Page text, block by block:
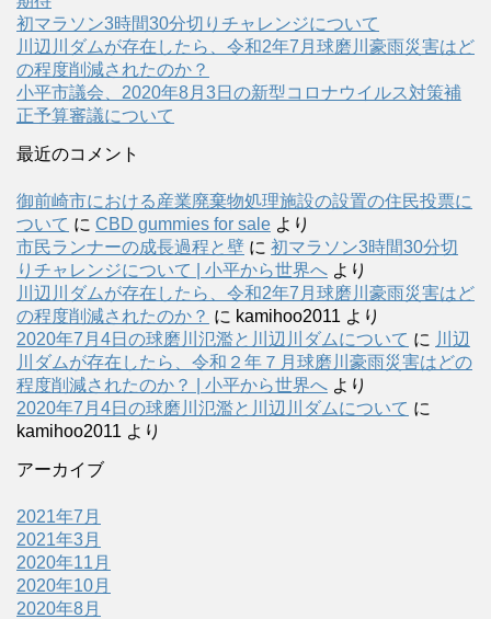
初マラソン3時間30分切りチャレンジについて
川辺川ダムが存在したら、令和2年7月球磨川豪雨災害はど
の程度削減されたのか？
小平市議会、2020年8月3日の新型コロナウイルス対策補
正予算審議について
最近のコメント
御前崎市における産業廃棄物処理施設の設置の住民投票に
ついて に CBD gummies for sale より
市民ランナーの成長過程と壁 に 初マラソン3時間30分切
りチャレンジについて | 小平から世界へ より
川辺川ダムが存在したら、令和2年7月球磨川豪雨災害はど
の程度削減されたのか？ に kamihoo2011 より
2020年7月4日の球磨川氾濫と川辺川ダムについて に 川辺
川ダムが存在したら、令和２年７月球磨川豪雨災害はどの
程度削減されたのか？ | 小平から世界へ より
2020年7月4日の球磨川氾濫と川辺川ダムについて に
kamihoo2011 より
アーカイブ
2021年7月
2021年3月
2020年11月
2020年10月
2020年8月